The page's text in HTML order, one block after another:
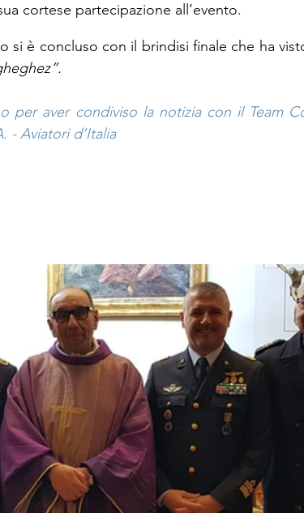
cortese partecipazione all’evento.
si è concluso con il brindisi finale che ha
per aver condiviso la notizia con il Team
- Aviatori d’Italia